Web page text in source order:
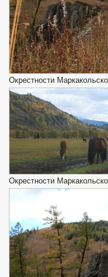
Окрестности
Окрестности